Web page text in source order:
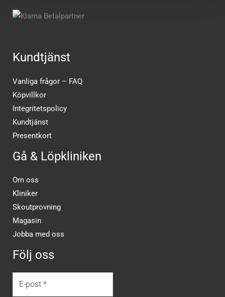
Kundtjänst
Vanliga frågor – FAQ
Köpvillkor
Integritetspolicy
Kundtjänst
Presentkort
Gå & Löpkliniken
Om oss
Kliniker
Skoutprovning
Magasin
Jobba med oss
Följ oss